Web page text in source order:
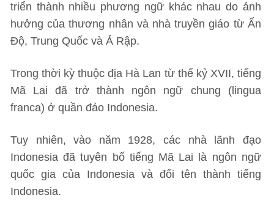
triển thành nhiều phương ngữ khác nhau do ảnh
hưởng của thương nhân và nhà truyền giáo từ Ấn
Độ, Trung Quốc và Ả Rập.
Trong thời kỳ thuộc địa Hà Lan từ thế kỷ XVII, tiếng
Mã Lai đã trở thành ngôn ngữ chung (lingua
franca) ở quần đảo Indonesia.
Tuy nhiên, vào năm 1928, các nhà lãnh đạo
Indonesia đã tuyên bố tiếng Mã Lai là ngôn ngữ
quốc gia của Indonesia và đổi tên thành tiếng
Indonesia.